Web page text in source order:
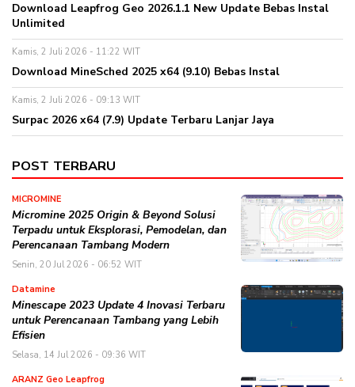
Download Leapfrog Geo 2026.1.1 New Update Bebas Instal
Unlimited
Kamis, 2 Juli 2026 - 11:22 WIT
Download MineSched 2025 x64 (9.10) Bebas Instal
Kamis, 2 Juli 2026 - 09:13 WIT
Surpac 2026 x64 (7.9) Update Terbaru Lanjar Jaya
POST TERBARU
MICROMINE
Micromine 2025 Origin & Beyond Solusi
Terpadu untuk Eksplorasi, Pemodelan, dan
Perencanaan Tambang Modern
Senin, 20 Jul 2026 - 06:52 WIT
Datamine
Minescape 2023 Update 4 Inovasi Terbaru
untuk Perencanaan Tambang yang Lebih
Efisien
Selasa, 14 Jul 2026 - 09:36 WIT
ARANZ Geo Leapfrog